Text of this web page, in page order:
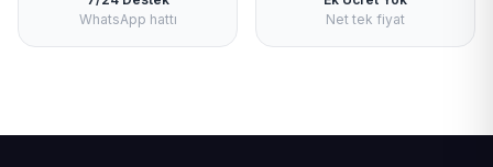
WhatsApp hattı
Net tek fiyat